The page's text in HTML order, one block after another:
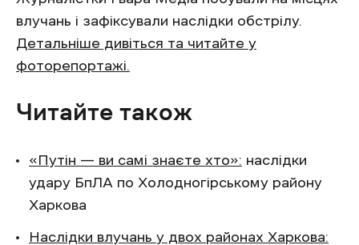
влучань і зафіксували наслідки обстрілу.
Детальніше дивіться та читайте у
фоторепортажі.
Читайте також
«Путін — ви самі знаєте хто»: наслідки
удару БпЛА по Холодногірському району
Харкова
Наслідки влучань у двох районах Харкова: